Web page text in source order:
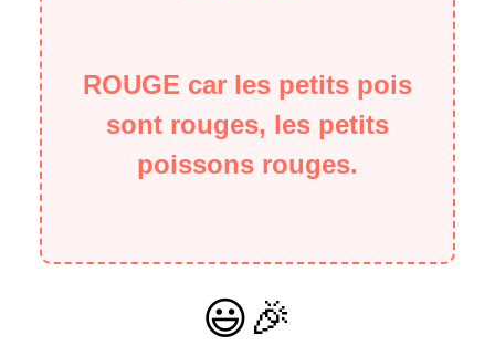
ROUGE car les petits pois
sont rouges, les petits
poissons rouges.
😃🎉